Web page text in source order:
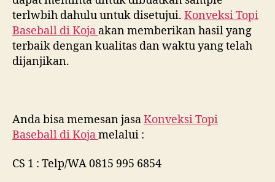
terlwbih dahulu untuk disetujui. Konveksi Topi
Baseball diKoja akan memberikan hasil yang
terbaik dengan kualitas dan waktu yang telah
dijanjikan.
Anda bisa memesan jasaKonveksi Topi
Baseball diKojamelalui :
CS 1 : Telp/WA 0815 995 6854